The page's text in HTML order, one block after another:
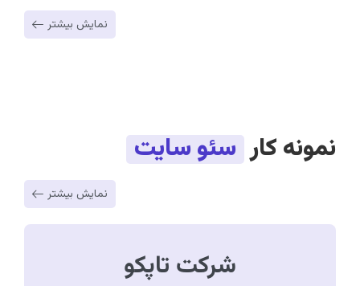
نمایش بیشتر
نمونه کار سئو سایت
نمایش بیشتر
شرکت تاپکو